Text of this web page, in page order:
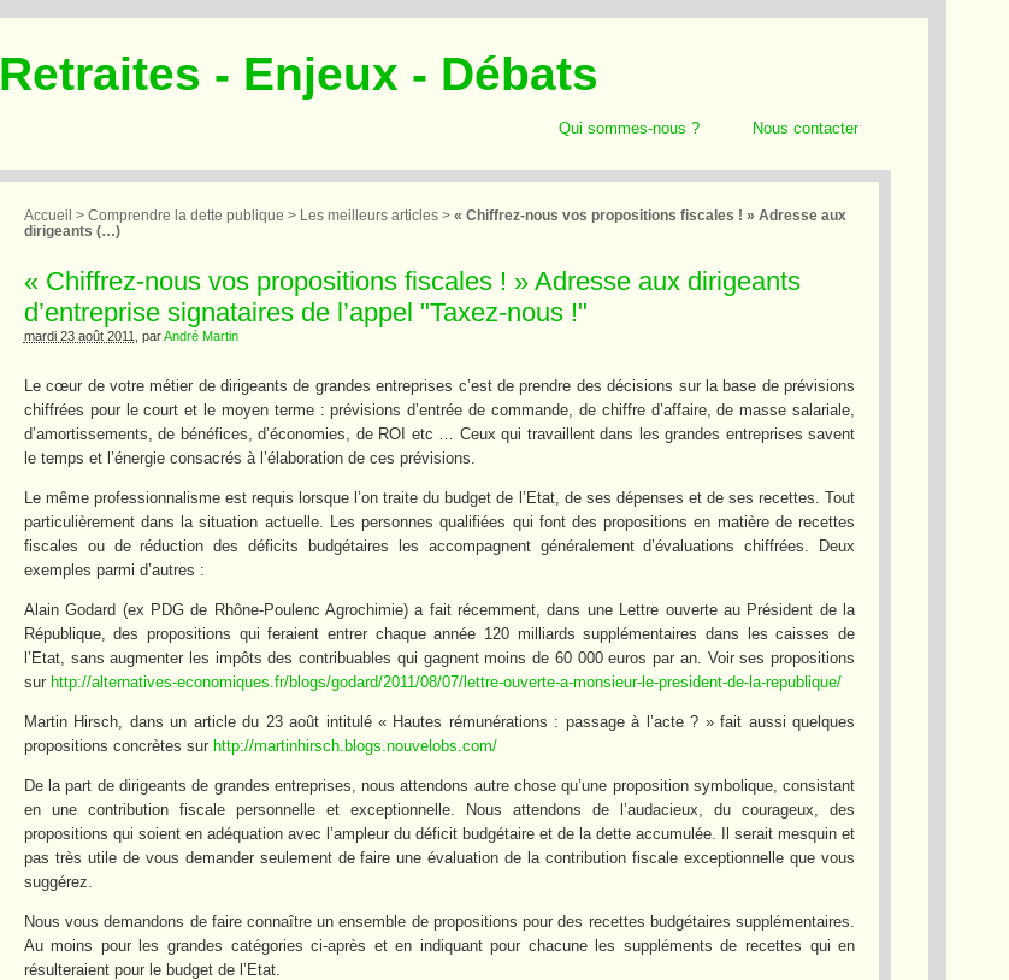
Retraites - Enjeux - Débats
Qui sommes-nous ? Nous contacter
Accueil > Comprendre la dette publique > Les meilleurs articles> « Chiffrez-nous vos propositions fiscales ! » Adresse aux
dirigeants (…)
« Chiffrez-nous vos propositions fiscales ! » Adresse aux dirigeants
d’entreprise signataires de l’appel "Taxez-nous !"
mardi 23 août 2011 , parAndré Martin
Le cœur de votre métier de dirigeants de grandes entreprises c’est de prendre des décisions sur la base de prévisions
chiffrées pour le court et le moyen terme : prévisions d’entrée de commande, de chiffre d’affaire, de masse salariale,
d’amortissements, de bénéfices, d’économies, de ROI etc … Ceux qui travaillent dans les grandes entreprises savent
le temps et l’énergie consacrés à l’élaboration de ces prévisions.
Le même professionnalisme est requis lorsque l’on traite du budget de l’Etat, de ses dépenses et de ses recettes. Tout
particulièrement dans la situation actuelle. Les personnes qualifiées qui font des propositions en matière de recettes
fiscales ou de réduction des déficits budgétaires les accompagnent généralement d’évaluations chiffrées. Deux
exemples parmi d’autres :
Alain Godard (ex PDG de Rhône-Poulenc Agrochimie) a fait récemment, dans une Lettre ouverte au Président de la
République, des propositions qui feraient entrer chaque année 120 milliards supplémentaires dans les caisses de
l’Etat, sans augmenter les impôts des contribuables qui gagnent moins de 60 000 euros par an. Voir ses propositions
sur http://alternatives-economiques.fr/blogs/godard/2011/08/07/lettre-ouverte-a-monsieur-le-president-de-la-republique/
Martin Hirsch, dans un article du 23 août intitulé « Hautes rémunérations : passage à l’acte ? » fait aussi quelques
propositions concrètes sur http://martinhirsch.blogs.nouvelobs.com/
De la part de dirigeants de grandes entreprises, nous attendons autre chose qu’une proposition symbolique, consistant
en une contribution fiscale personnelle et exceptionnelle. Nous attendons de l’audacieux, du courageux, des
propositions qui soient en adéquation avec l’ampleur du déficit budgétaire et de la dette accumulée. Il serait mesquin et
pas très utile de vous demander seulement de faire une évaluation de la contribution fiscale exceptionnelle que vous
suggérez.
Nous vous demandons de faire connaître un ensemble de propositions pour des recettes budgétaires supplémentaires.
Au moins pour les grandes catégories ci-après et en indiquant pour chacune les suppléments de recettes qui en
résulteraient pour le budget de l’Etat.